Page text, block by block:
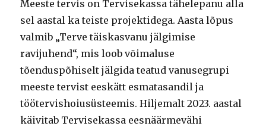
Meeste tervis on Tervisekassa tähelepanu alla
sel aastal ka teiste projektidega. Aasta lõpus
valmib „Terve täiskasvanu jälgimise
ravijuhend“, mis loob võimaluse
tõenduspõhiselt jälgida teatud vanusegrupi
meeste tervist eeskätt esmatasandil ja
töötervishoiusüsteemis. Hiljemalt 2023. aastal
käivitab Tervisekassa eesnäärmevähi